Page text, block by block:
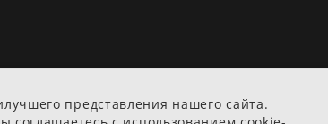
представления нашего сайта.